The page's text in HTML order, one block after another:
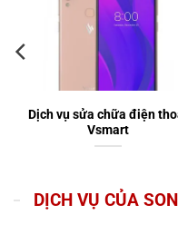
Dịch vụ sửa chữa điện
Vsmart
DỊCH VỤ CỦA